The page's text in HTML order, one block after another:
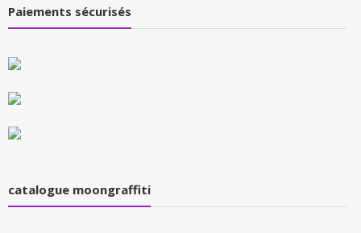
Paiements sécurisés
catalogue moongraffiti